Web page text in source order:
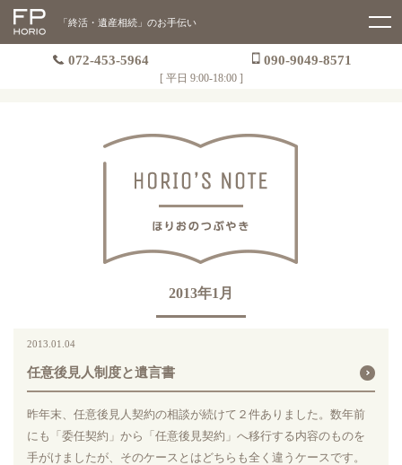
「終活・遺産相続」のお手伝い
072-453-5964 090-9049-8571
[ 平日 9:00-18:00 ]
2013年1月
2013.01.04
任意後見人制度と遺言書
昨年末、任意後見人契約の相談が続けて２件ありました。数年前
にも「委任契約」から「任意後見契約」へ移行する内容のものを
手がけましたが、そのケースとはどちらも全く違うケースです。